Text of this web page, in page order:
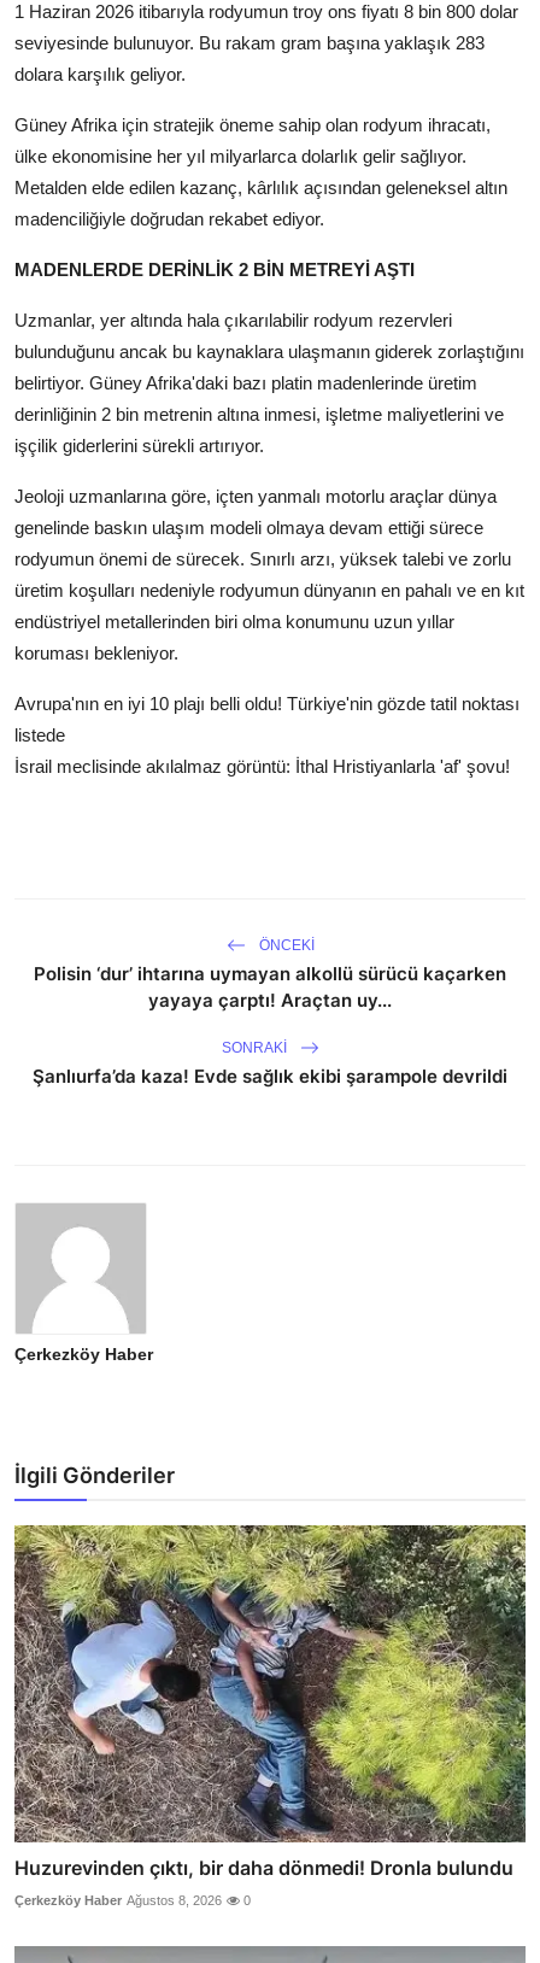
1 Haziran 2026 itibarıyla rodyumun troy ons fiyatı 8 bin 800 dolar
seviyesinde bulunuyor. Bu rakam gram başına yaklaşık 283
dolara karşılık geliyor.
Güney Afrika için stratejik öneme sahip olan rodyum ihracatı,
ülke ekonomisine her yıl milyarlarca dolarlık gelir sağlıyor.
Metalden elde edilen kazanç, kârlılık açısından geleneksel altın
madenciliğiyle doğrudan rekabet ediyor.
MADENLERDE DERİNLİK 2 BİN METREYİ AŞTI
Uzmanlar, yer altında hala çıkarılabilir rodyum rezervleri
bulunduğunu ancak bu kaynaklara ulaşmanın giderek zorlaştığını
belirtiyor. Güney Afrika'daki bazı platin madenlerinde üretim
derinliğinin 2 bin metrenin altına inmesi, işletme maliyetlerini ve
işçilik giderlerini sürekli artırıyor.
Jeoloji uzmanlarına göre, içten yanmalı motorlu araçlar dünya
genelinde baskın ulaşım modeli olmaya devam ettiği sürece
rodyumun önemi de sürecek. Sınırlı arzı, yüksek talebi ve zorlu
üretim koşulları nedeniyle rodyumun dünyanın en pahalı ve en kıt
endüstriyel metallerinden biri olma konumunu uzun yıllar
koruması bekleniyor.
Avrupa'nın en iyi 10 plajı belli oldu! Türkiye'nin gözde tatil noktası
listede
İsrail meclisinde akılalmaz görüntü: İthal Hristiyanlarla 'af' şovu!
ÖNCEKI
Polisin ‘dur’ ihtarına uymayan alkollü sürücü kaçarken
yayaya çarptı! Araçtan uy...
SONRAKI
Şanlıurfa’da kaza! Evde sağlık ekibi şarampole devrildi
Çerkezköy Haber
İlgili Gönderiler
Huzurevinden çıktı, bir daha dönmedi! Dronla bulundu
Çerkezköy Haber Ağustos 8, 2026 0